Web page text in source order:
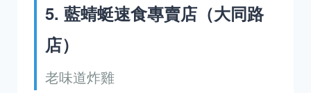
5. 藍蜻蜓速食專賣店（大同路
店）
老味道炸雞